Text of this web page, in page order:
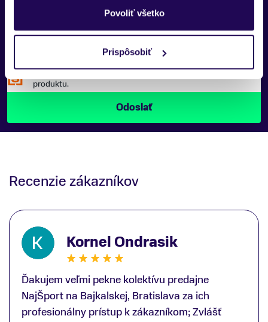
Povoliť všetko
Prispôsobiť
Náš špecialista vám, čo najskôr zavolá ohľadom tohto
produktu.
Recenzie zákazníkov
Kornel Ondrasik
Ďakujem veľmi pekne kolektívu predajne
NajŠport na Bajkalskej, Bratislava za ich
profesionálny prístup k zákazníkom; Zvlášť